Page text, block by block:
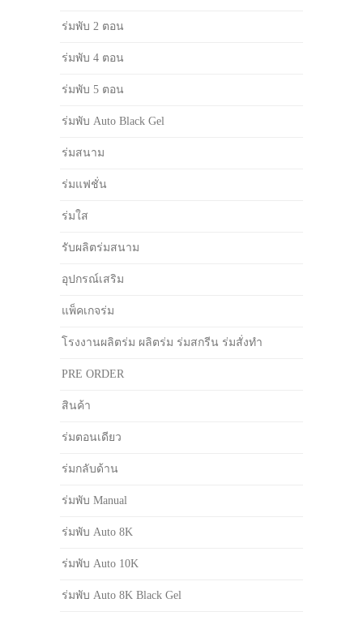
ร่มพับ 2 ตอน
ร่มพับ 4 ตอน
ร่มพับ 5 ตอน
ร่มพับ Auto Black Gel
ร่มสนาม
ร่มแฟชั่น
ร่มใส
รับผลิตร่มสนาม
อุปกรณ์เสริม
แพ็คเกจร่ม
โรงงานผลิตร่ม ผลิตร่ม ร่มสกรีน ร่มสั่งทำ
PRE ORDER
สินค้า
ร่มตอนเดียว
ร่มกลับด้าน
ร่มพับ Manual
ร่มพับ Auto 8K
ร่มพับ Auto 10K
ร่มพับ Auto 8K Black Gel